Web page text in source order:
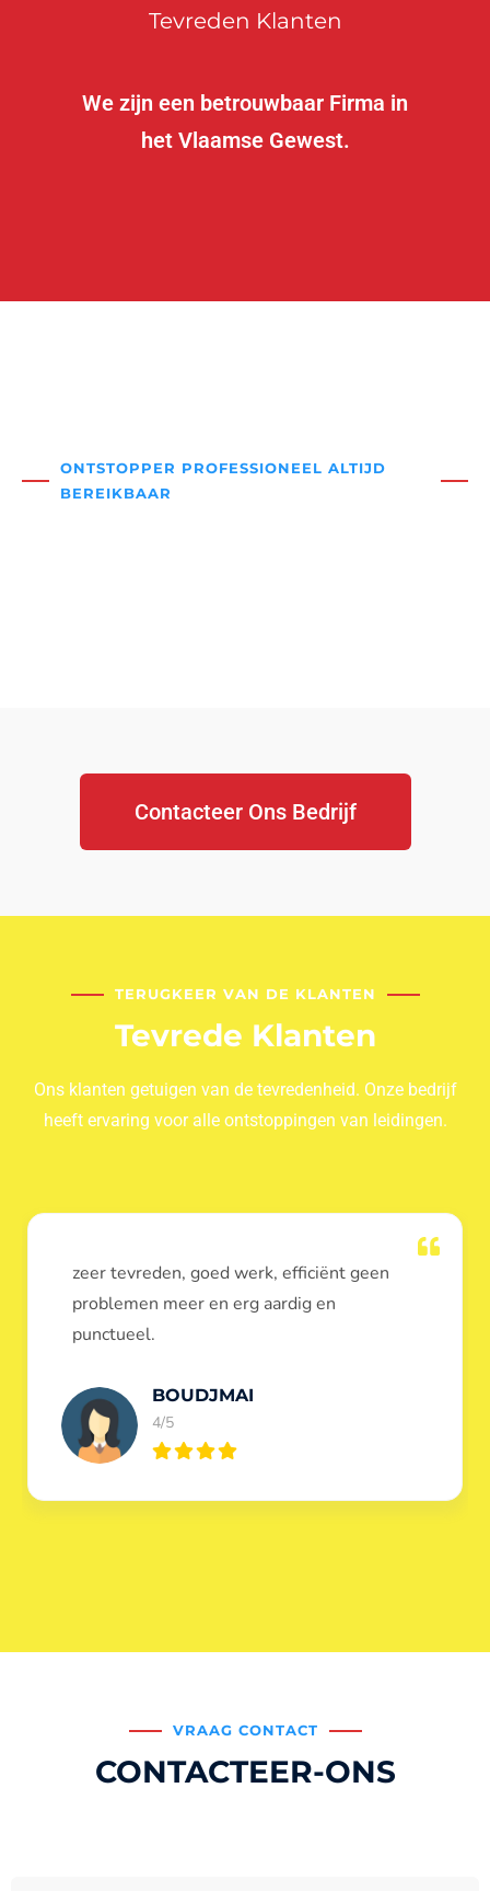
Tevreden Klanten
We zijn een betrouwbaar Firma in
het Vlaamse Gewest.
ONTSTOPPER PROFESSIONEEL ALTIJD
BEREIKBAAR
Contacteer Ons Bedrijf
TERUGKEER VAN DE KLANTEN
Tevrede Klanten
Ons klanten getuigen van de tevredenheid. Onze bedrijf
heeft ervaring voor alle ontstoppingen van leidingen.
Dank u voor de ontstopping van wc, werd
heel goed uitgevoerd, door de loodgieters
ontstoppers services janssens.
Eric Garfield
5/5
VRAAG CONTACT
CONTACTEER-ONS